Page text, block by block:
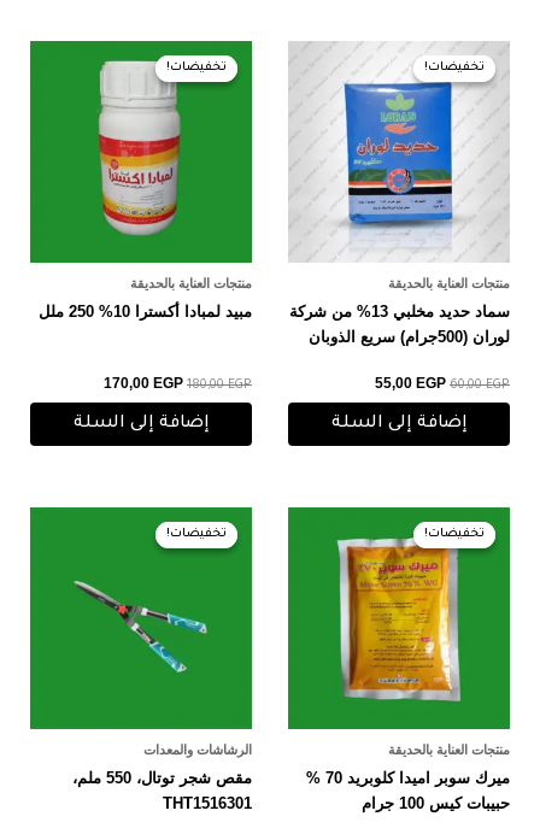
تخفيضات!
تخفيضات!
منتجات العناية بالحديقة
سماد حديد مخلبي 13% من شركة
لوران (500جرام) سريع الذوبان
60,00EGP
السعر
الأصلي
هو:
60,00 EGP.
55,00 EGP
السعر
الحالي
هو:
55,00 EGP.
إضافة إلى السلة
تخفيضات!
تخفيضات!
منتجات العناية بالحديقة
مبيد لمبادا أكسترا 10% 250 ملل
180,00EGP
السعر
الأصلي
هو:
180,00 EGP.
170,00 EGP
السعر
الحالي
170,00 EGP.
إضافة إلى السلة
تخفيضات!
تخفيضات!
منتجات العناية بالحديقة
ميرك سوبر اميدا كلوبريد 70 %
حبيبات كيس 100 جرام
السعر
الأصلي
هو:
230,00 EGP.
السعر
هو:
225,00 EGP.
تخفيضات!
تخفيضات!
الرشاشات والمعدات
مقص شجر توتال، 550 ملم،
THT1516301
السعر
الأصلي
هو:
السعر